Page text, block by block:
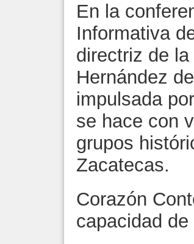
En la
Informativa
directriz de
Hernández
impulsada
se hace con
grupos
Zacatecas.
Corazón
capacidad de